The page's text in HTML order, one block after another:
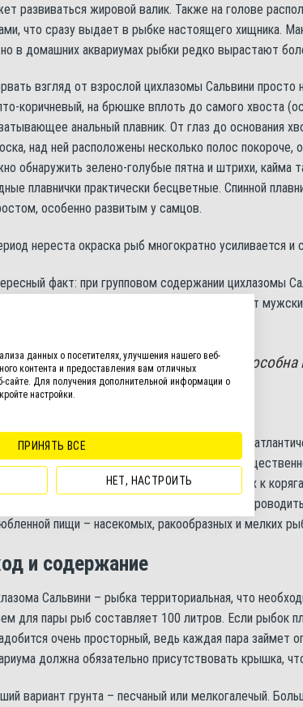
развиваться жировой валик. Также на голове
что сразу выдает в рыбке настоящего хищника.
в домашних аквариумах рыбки редко вырастают
взгляд от взрослой цихлазомы Сальвини
коричневый, на брюшке вплоть до самого хвоста
анальный плавник. От глаз до основания
над ней расположены несколько полос
обнаружить зелено-голубые пятна и штрихи, кайма
плавнички практически бесцветные. Спинной
особенно развитым у самцов.
нереста окраска рыб многократно усиливается и
факт: при групповом содержании цихлазомы
этом доминантные самцы окрашены ярко, а вот
В аквариуме цихлазома Сальвини способна
обитания
происхождение цихлазома Сальвини ведет с
– Гватемалы и Белиза. Встречается
В отличие от многих цихлид, тяготеющих к
засадными хищниками, а предпочитают
пищи – насекомых, ракообразных и мелких
и содержание
Сальвини – рыбка территориальная, что
для пары рыб составляет 100 литров. Если рыбок
очень просторный, ведь каждая пара займет
должна обязательно присутствовать крышка,
вариант грунта – песчаный или мелкогалечый.
данных о посетителях, улучшения нашего веб-
контента и предоставления вам отличных
Для получения дополнительной информации о
настройки.
ПРИНЯТЬ ВСЕ
НЕТ, НАСТРОИТЬ